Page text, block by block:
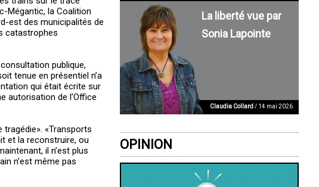
Mégantic, la Coalition
est des municipalités de
catastrophes
publique,
tenue en présentiel n’a
qui était écrite sur
autorisation de l’Office
tragédie». «Transports
et la reconstruire, ou
il n’est plus
n’est même pas
La liberté vue par
Sonia Lapointe
Claudia Collard/ 14 mai 2026
OPINION